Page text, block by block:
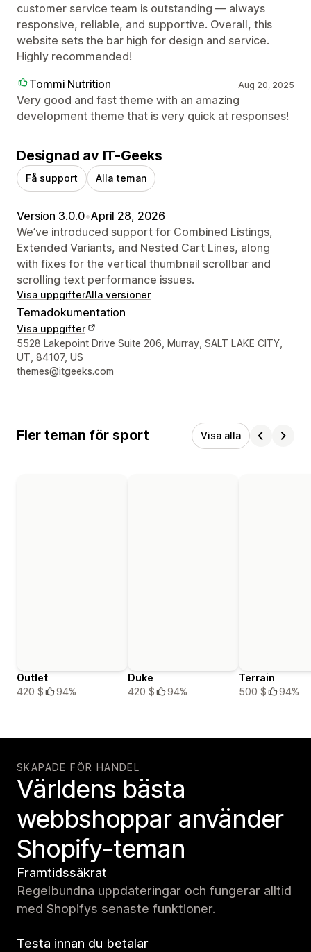
customer service team is outstanding — always
responsive, reliable, and supportive. Overall, this
website sets the bar high for design and service.
Highly recommended!
Tommi Nutrition
Aug 20, 2025
Very good and fast theme with an amazing
development theme that is very quick at responses!
Designad av IT-Geeks
Få support Alla teman
Version 3.0.0•April 28, 2026
We’ve introduced support for Combined Listings,
Extended Variants, and Nested Cart Lines, along
with fixes for the vertical thumbnail scrollbar and
scrolling text performance issues.
Visa uppgifterAlla versioner
Temadokumentation
Visa uppgifter
Designerns kontaktuppgifter
5528 Lakepoint Drive Suite 206, Murray, SALT LAKE CITY,
UT, 84107, US
themes@itgeeks.com
Fler teman för sport Visa alla
Outlet
420 $
94%
Duke
420 $
94%
Terrain
500 $
94%
SKAPADE FÖR HANDEL
Världens bästa
webbshoppar använder
Shopify-teman
Framtidssäkrat
Regelbundna uppdateringar och fungerar alltid
med Shopifys senaste funktioner.
Testa innan du betalar